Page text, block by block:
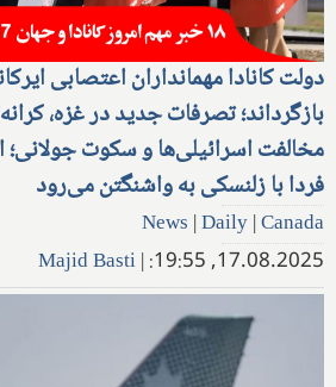
دولت کانادا مهمانداران اعتصابی
بازگرداند؛ تصرفات جدید در غزه،
مخالفت اسرائیلی‌ها و سکوت جولانی؛
فردا با زلنسکی به واشنگتن می‌رود
News |Daily|Canada
17.08.2025, 19:55:
|
Majid Basti